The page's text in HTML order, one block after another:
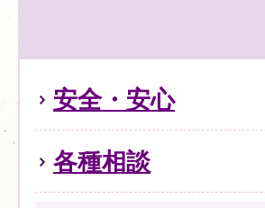
安全・安心
各種相談